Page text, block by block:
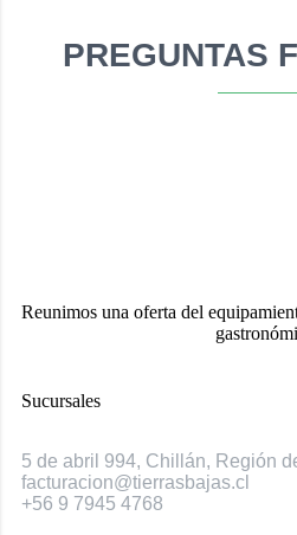
PREGUNTAS
Reunimos una oferta del
Sucursales
5 de abril 994, Chillán, Región
facturacion@tierrasbajas.cl
+56 9 7945 4768